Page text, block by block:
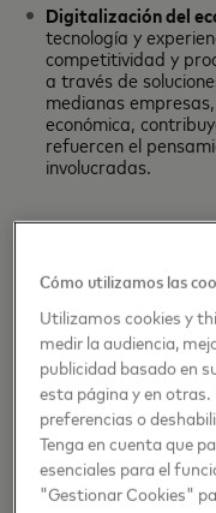
Digitalización del
tecnología y
competitividad y
a través de
medianas
económica,
refuercen el
involucradas.
segmentos
se benefician de un
abren oportunidades
señaló Rodolfo
Mastercard.
Elprimer
Mastercard y el
Cómo utilizamos las
Utilizamos cookies y
medir la audiencia,
publicidad basado en
esta página y en
preferencias o
Tenga en cuenta que
esenciales para el
"Gestionar Cookies"